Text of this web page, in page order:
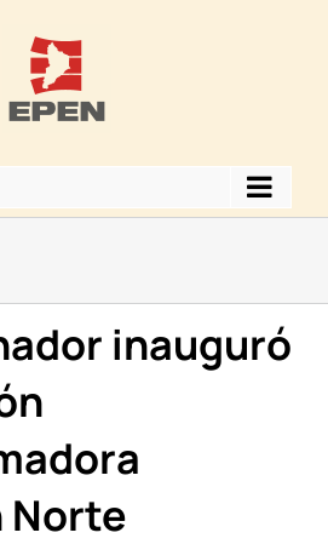
inauguró
Norte